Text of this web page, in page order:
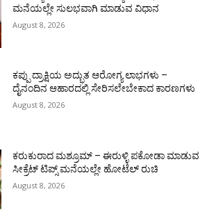
ಮನೆಯಲ್ಲೇ ಸುಲಭವಾಗಿ ಮಾಡುವ ವಿಧಾನ
August 8, 2026
ಕಪ್ಪು ದ್ರಾಕ್ಷಿಯ ಅದ್ಭುತ ಆರೋಗ್ಯ ಲಾಭಗಳು –
ದೈನಂದಿನ ಆಹಾರದಲ್ಲಿ ಸೇರಿಸಲೇಬೇಕಾದ ಕಾರಣಗಳು
August 8, 2026
ಕರುಕುರಾದ ಮಶ್ರೂಮ್ – ಈರುಳ್ಳಿ ಪಕೋಡಾ ಮಾಡುವ
ಸೀಕ್ರೆಟ್ ಟಿಪ್ಸ್ ಮನೆಯಲ್ಲೇ ಹೋಟೆಲ್ ರುಚಿ
August 8, 2026